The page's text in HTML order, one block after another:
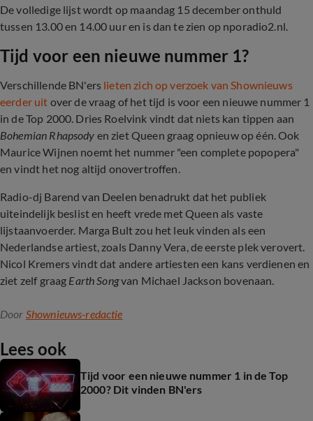
De volledige lijst wordt op maandag 15 december onthuld
tussen 13.00 en 14.00 uur en is dan te zien op nporadio2.nl.
Tijd voor een nieuwe nummer 1?
Verschillende BN'ers lieten zich op verzoek van Shownieuws
eerder uit over de vraag of het tijd is voor een nieuwe nummer 1
in de Top 2000. Dries Roelvink vindt dat niets kan tippen aan
Bohemian Rhapsody en ziet Queen graag opnieuw op één. Ook
Maurice Wijnen noemt het nummer "een complete popopera"
en vindt het nog altijd onovertroffen.
Radio-dj Barend van Deelen benadrukt dat het publiek
uiteindelijk beslist en heeft vrede met Queen als vaste
lijstaanvoerder. Marga Bult zou het leuk vinden als een
Nederlandse artiest, zoals Danny Vera, de eerste plek verovert.
Nicol Kremers vindt dat andere artiesten een kans verdienen en
ziet zelf graag Earth Songvan Michael Jackson bovenaan.
Door Shownieuws-redactie
Lees ook
Tijd voor een nieuwe nummer 1 in de Top
2000? Dit vinden BN'ers